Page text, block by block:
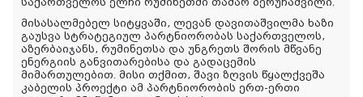
მისასალმებელ სიტყვაში, ლევან დავითაშვილმა ხაზი
გაუსვა სტრატეგიულ პარტნიორობას საქართველოს,
აზერბაიჯანს, რუმინეთსა და უნგრეთს შორის მწვანე
ენერგიის განვითარებისა და გადაცემის
მიმართულებით. მისი თქმით, შავი ზღვის წყალქვეშა
კაბელის პროექტი ამ პარტნიორობის ერთ-ერთი